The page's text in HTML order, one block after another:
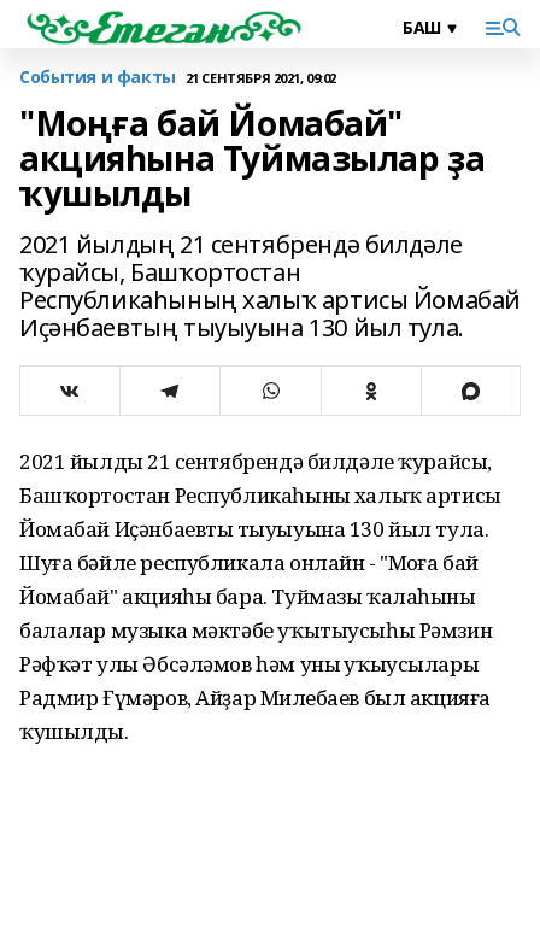
События и факты 21 СЕНТЯБРЯ 2021, 09:02
"Моңға бай Йомабай"
акцияһына Туймазылар ҙа
ҡушылды
2021 йылдың 21 сентябрендә билдәле
ҡурайсы, Башҡортостан
Республикаһының халыҡ артисы Йомабай
Иҫәнбаевтың тыуыуына 130 йыл тула.
2021 йылдың 21 сентябрендә билдәле ҡурайсы,
Башҡортостан Республикаһының халыҡ артисы
Йомабай Иҫәнбаевтың тыуыуына 130 йыл тула.
Шуға бәйле республикала онлайн - "Моңға бай
Йомабай" акцияһы бара. Туймазы ҡалаһының
балалар музыка мәктәбе уҡытыусыһы Рәмзин
Рәфҡәт улы Әбсәләмов һәм уның уҡыусылары
Радмир Ғүмәров, Айҙар Миңлебаев был акцияға
ҡушылды.